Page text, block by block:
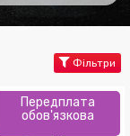
Фільтри
Передплата
обов'язкова